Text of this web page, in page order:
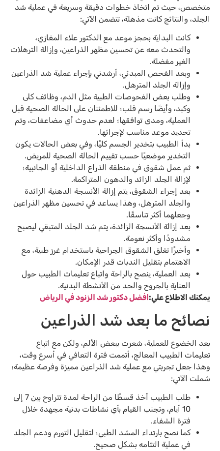
متخصص، حيث تم اتخاذ خطوات دقيقة وسريعة في عملية شد
الجلد، والنتائج كانت مذهلة، تتضمن الآتي:
كانت البداية بحجز موعد مع الدكتور علاء المغازي،
والتحدث معه عن تحسين مظهر الذراعين، وإزالة الترهلات
الغير مفضلة.
وبعد الفحص المبدئي، أرشدني بإجراء عملية شد الذراعين
وإزالة الجلد المترهل.
وطلب بعض الفحوصات الطبية مثل الدم، وظائف كلى
وكبد، وأيضًا رسم قلب؛ للاطمئنان على الحالة الصحية قبل
العملية، ومدى توافقها؛ لعدم حدوث أي مضاعفات، وتم
تحديد موعد مناسب لإجرائها.
بدأ الطبيب بتخدير الجسم كليًا، وفي بعض الحالات يكون
التخدير موضعيًا حسب تقييم الحالة الصحية للمريض.
ثم عمل شقوق في منطقة الذراع الداخلية أو الجانبية؛
لإزالة الجلد الزائد والدهون المتراكمة.
بعد إجراء الشقوق، يتم إزالة الأنسجة الدهنية الزائدة
والجلد المترهل، وهذا يساعد في تحسين مظهر الذراعين
وجعلهما أكثر تناسقًا.
بعد إزالة الأنسجة الزائدة، يتم شد الجلد المتبقي ليصبح
مشدودًا وأكثر نعومة.
وأخيرًا تغلق الشقوق الجراحية باستخدام غرز طبية، مع
الاهتمام بتقليل الندبات قدر الإمكان.
بعد العملية، ينصح بالراحة واتباع تعليمات الطبيب حول
العناية بالجروح والحد من الأنشطة البدنية.
يمكنك الاطلاع علي: افضل دكتور شد الزنود في الرياض
نصائح ما بعد شد الذراعين
بعد الخضوع للعملية، شعرت ببعض الألم، ولكن مع اتباع
تعليمات الطبيب المعالج، أتممت فترة التعافي في أسرع وقت،
وهذا جعل تجربتي مع عملية شد الذراعين مميزة وفرصة عظيمة؛
شملت الآتي:
طلب الطبيب أخذ قسطًا من الراحة لمدة تتراوح بين 7 إلى
10 أيام، وتجنب القيام بأي نشاطات بدنية مجهدة خلال
فترة الشفاء.
كما نصح بارتداء المشد الطبي؛ لتقليل التورم ودعم الجلد
في عملية التئامه بشكل صحيح.